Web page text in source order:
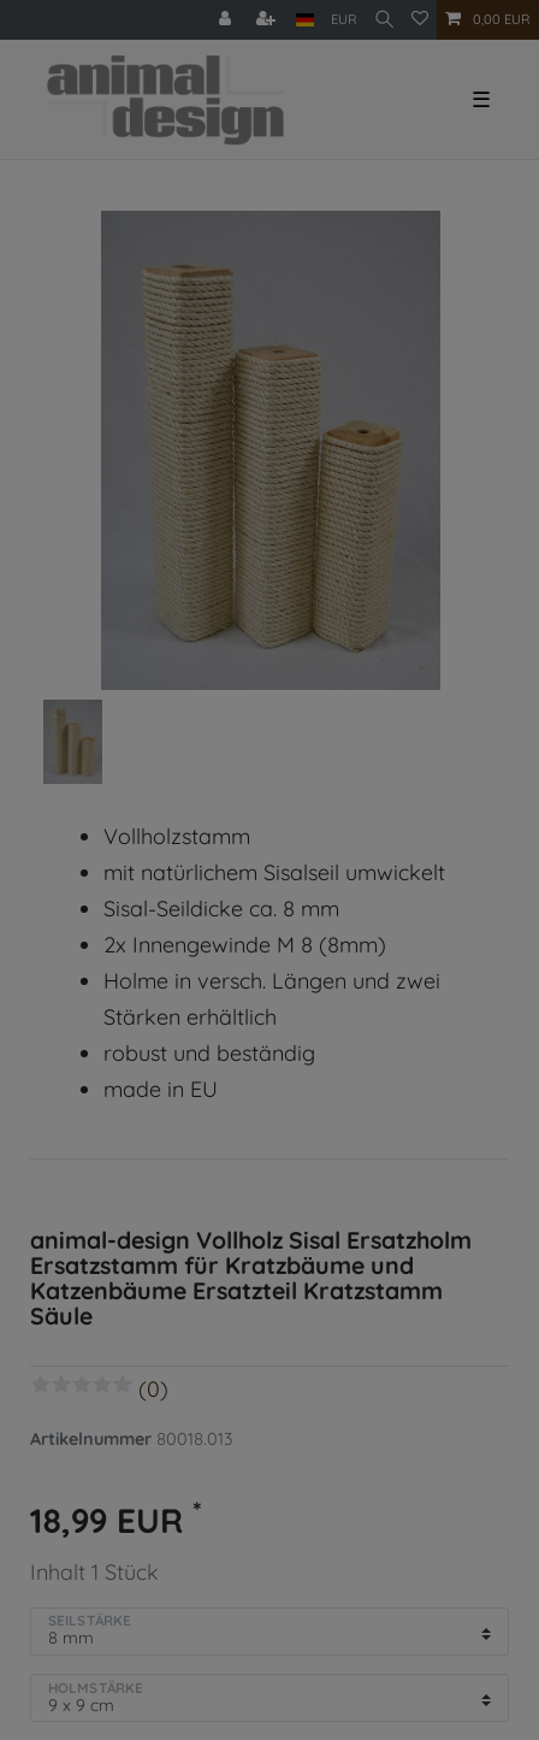
EUR 0,00 EUR
☰
Vollholzstamm
mit natürlichem Sisalseil umwickelt
Sisal-Seildicke ca. 8 mm
2x Innengewinde M 8 (8mm)
Holme in versch. Längen und zwei
Stärken erhältlich
robust und beständig
made in EU
animal-design Vollholz Sisal Ersatzholm
Ersatzstamm für Kratzbäume und
Katzenbäume Ersatzteil Kratzstamm
Säule
(0)
Artikelnummer 80018.013
18,99 EUR *
Inhalt 1 Stück
SEILSTÄRKE
HOLMSTÄRKE